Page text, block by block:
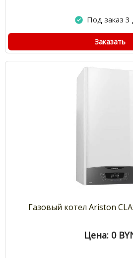
Под заказ 3
Заказать
Газовый котел Ariston
Цена: 0